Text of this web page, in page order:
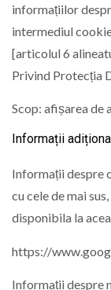
informațiilor
intermediul
[articolul 6
Privind Protecția
Scop: afișarea de
Informații
Informații despre
cu cele de mai
disponibila la
https://
Informații despre